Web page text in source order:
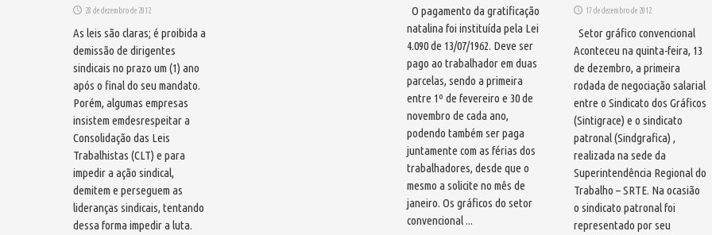
28 de dezembro de 2012
As leis são claras; é proibida a
demissão de dirigentes
sindicais no prazo um (1) ano
após o final do seu mandato.
Porém, algumas empresas
insistem emdesrespeitar a
Consolidação das Leis
Trabalhistas (CLT) e para
impedir a ação sindical,
demitem e perseguem as
lideranças sindicais, tentando
dessa forma impedir a luta.
O pagamento da gratificação
natalina foi instituída pela Lei
4.090 de 13/07/1962. Deve ser
pago ao trabalhador em duas
parcelas, sendo a primeira
entre 1º de fevereiro e 30 de
novembro de cada ano,
podendo também ser paga
juntamente com as férias dos
trabalhadores, desde que o
mesmo a solicite no mês de
janeiro. Os gráficos do setor
convencional ...
17 de dezembro de 2012
Setor gráfico convencional
Aconteceu na quinta-feira, 13
de dezembro, a primeira
rodada de negociação salarial
entre o Sindicato dos Gráficos
(Sintigrace) e o sindicato
patronal (Sindgrafica) ,
realizada na sede da
Superintendência Regional do
Trabalho – SRTE. Na ocasião
o sindicato patronal foi
representado por seu